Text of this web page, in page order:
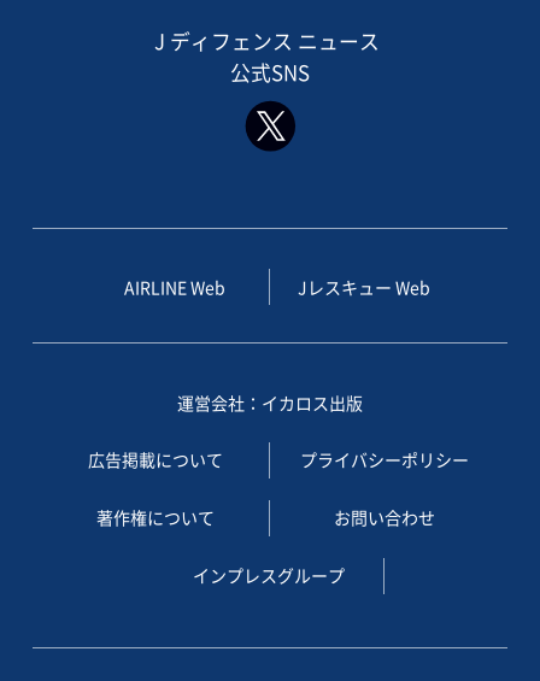
J ディフェンス ニュース
公式SNS
AIRLINE Web Jレスキュー Web
運営会社：イカロス出版
広告掲載について プライバシーポリシー
著作権について お問い合わせ
インプレスグループ